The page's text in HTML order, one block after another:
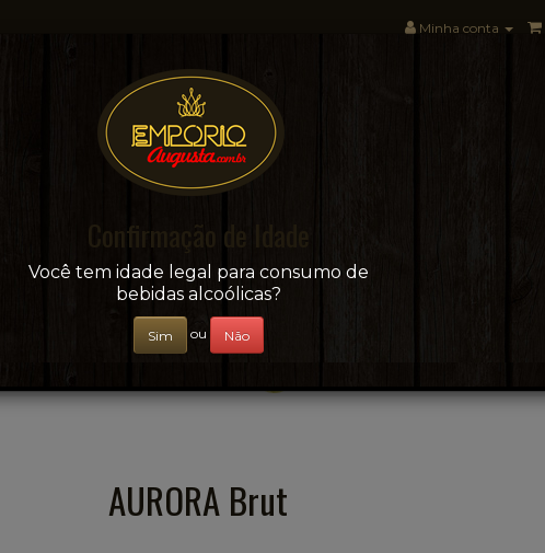
Minha conta
Sua conveniência e adega on-line!
+ BEBIDAS
AURORA Brut
Confirmação de Idade
Você tem idade legal para consumo de
bebidas alcoólicas?
Sim ou Não